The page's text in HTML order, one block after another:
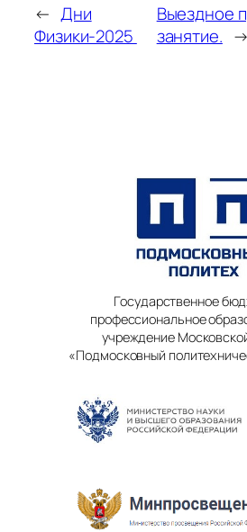
← Дни
Физики-2025
Выездное
занятие. →
Государственное
профессиональное
учреждение
«Подмосковный